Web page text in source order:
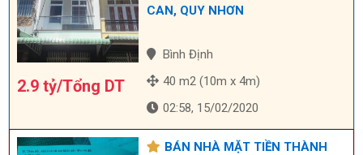
2.9 tỷ/Tổng DT
CAN, QUY NHƠN
Bình Định
40 m2 (10m x 4m)
02:58, 15/02/2020
BÁN NHÀ MẶT TIỀN THÀNH